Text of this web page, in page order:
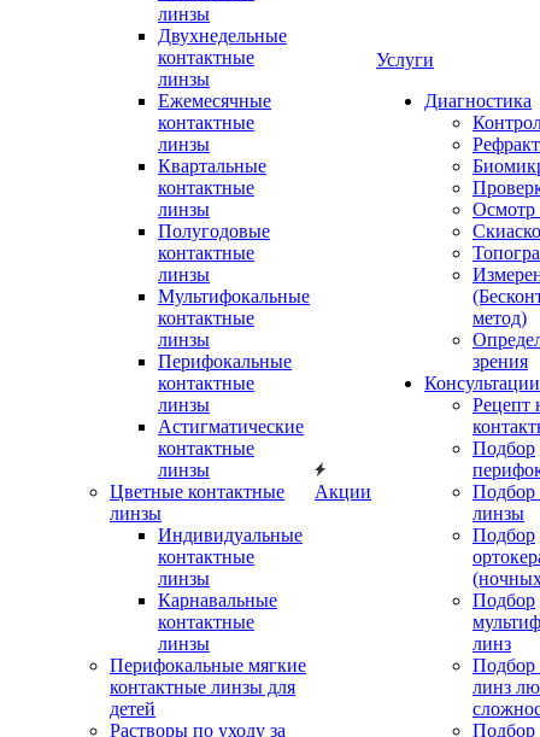
линзы
Двухнедельные
контактные
линзы
Ежемесячные
контактные
линзы
Квартальные
контактные
линзы
Полугодовые
контактные
линзы
Мультифокальные
контактные
линзы
Перифокальные
контактные
линзы
Астигматические
контактные
линзы
Цветные контактные
линзы
Индивидуальные
контактные
линзы
Карнавальные
контактные
линзы
Перифокальные мягкие
контактные линзы для
детей
Растворы по уходу за
Акции
Услуги
Диагностика
Осмотр
метод)
зрения
Рецепт
Подбор
Подбор
линзы
Подбор
Подбор
линз
Подбор
линз
Подбор